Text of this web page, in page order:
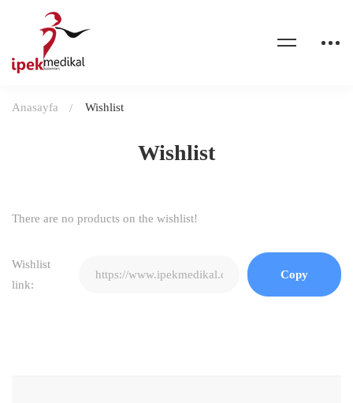
Wishlist
Anasayfa Wishlist
There are no products on the wishlist!
Wishlist
link: